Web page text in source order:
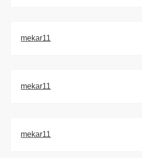
mekar11
mekar11
mekar11